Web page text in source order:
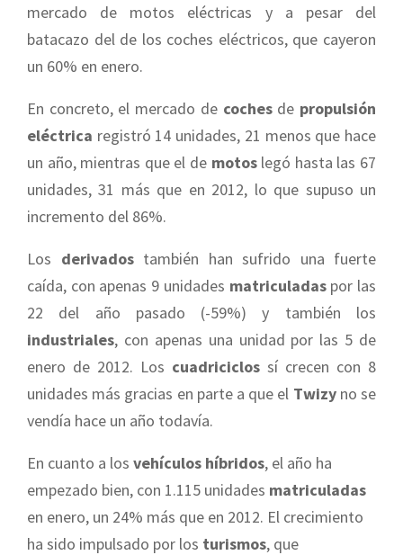
mercado de motos eléctricas y a pesar del
batacazo del de los coches eléctricos, que cayeron
un 60% en enero.
En concreto, el mercado de cochesde propulsión
eléctrica registró 14 unidades, 21 menos que hace
un año, mientras que el de motoslegó hasta las 67
unidades, 31 más que en 2012, lo que supuso un
incremento del 86%.
Los derivadostambién han sufrido una fuerte
caída, con apenas 9 unidades matriculadaspor las
22 del año pasado (-59%) y también los
industriales, con apenas una unidad por las 5 de
enero de 2012. Los cuadriciclos sí crecen con 8
unidades más gracias en parte a que el Twizyno se
vendía hace un año todavía.
En cuanto a los vehículos híbridos, el año ha
empezado bien, con 1.115 unidades matriculadas
en enero, un 24% más que en 2012. El crecimiento
ha sido impulsado por los turismos, que